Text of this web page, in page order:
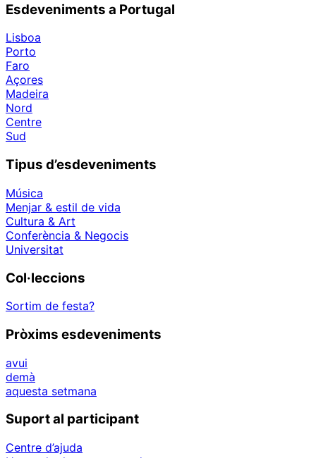
Esdeveniments a Portugal
Lisboa
Porto
Faro
Açores
Madeira
Nord
Centre
Sud
Tipus d’esdeveniments
Música
Menjar & estil de vida
Cultura & Art
Conferència & Negocis
Universitat
Col·leccions
Sortim de festa?
Pròxims esdeveniments
avui
demà
aquesta setmana
Suport al participant
Centre d’ajuda